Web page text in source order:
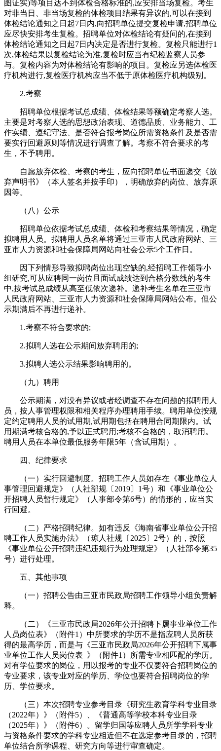
图证实)等项目达不到体检合格标准的,应安排当场复检。考生
对非当日、非当场复检的体检项目结果有异议的,可以在接到
体检结论通知之日起7日内,向招聘单位提交复检申请,招聘单位
应尽快安排考生复检。招聘单位对体检结论有疑问的,在接到
体检结论通知之日起7日内决定是否进行复检。复检只能进行1
次,体检结果以复检结论为准,复检时应当有纪检监察人员参
与。复检内容为对体检结论有影响的项目。复检应另选体检医
疗机构进行,复检医疗机构应当不低于原体检医疗机构级别。
2.考察
招聘单位根据考试总成绩、体检结果等额确定考察人选。
主要是对考察人选的思想政治表现、道德品质、业务能力、工
作实绩、遵纪守法、是否符合报考岗位所需资格条件及是否需
要实行回避原则等情况进行调查了解。考察不符合要求的考
生，不予聘用。
自愿放弃体检、考察的考生，应向招聘单位书面递交《放
弃声明书》（本人签名并按手印），明确放弃的岗位、放弃原
因等。
（八）公示
招聘单位依据考试总成绩、体检和考察结果等情况，确定
拟聘用人员。拟聘用人员名单将通过三亚市人民政府网站、三
亚市人力资源和社会保障局网站向社会公示5个工作日。
因下列情形导致拟聘岗位出现空缺的,经招聘工作领导小
组研究,可从应聘同一岗位且面试成绩达到合格分数线的考生
中,按考试总成绩从高至低依次递补。递补考生名单在三亚市
人民政府网站、三亚市人力资源和社会保障局网站公布。但公
示期满后不再进行递补。
1.考察不符合要求的;
2.拟聘人选在公示期间放弃聘用的;
3.拟聘人选公示结果影响聘用的。
（九）聘用
公示期满，对没有异议或者经调查不存在问题的拟聘用人
员，按人事管理权限和相关程序办理聘用手续。聘用单位按规
定约定聘用人员的试用期,试用期包括在聘用合同期限内。试
用期满考核合格的,予以正式聘用;考核不合格的，取消聘用。
聘用人员在本单位最低服务年限5年（含试用期）。
四、纪律要求
（一）实行回避制度。招聘工作人员如存在《事业单位人
事管理回避规定》（人社部规〔2019〕1号）和《事业单位公
开招聘人员暂行规定》（人事部令第6号）的情形的，应当实
行回避。
（二）严格招聘纪律。如有违反《海南省事业单位公开招
聘工作人员实施办法》（琼人社规〔2025〕2号）的，按照
《事业单位公开招聘违纪违规行为处理规定》（人社部令第35
号）进行处理。
五、其他事项
（一）招聘公告由三亚市民政局招聘工作领导小组负责解
释。
（二）《三亚市民政局2026年公开招聘下属事业单位工作
人员岗位表》（附件1）中所要求的学历不是指应聘人员所获
得的最高学历，而是与《三亚市民政局2026年公开招聘下属事
业单位工作人员岗位表 》（附件1）所需专业相匹配的学历。
对有学位要求的岗位，用以报考的专业不仅要符合招聘岗位的
专业要求，该专业对应的学历、学位也要符合招聘岗位的学
历、学位要求。
（三）本次招聘专业参考目录《研究生教育学科专业目录
（2022年）》（附件5）、《普通高等学校本科专业目录
（2025年）》（附件6）。留学归国等应聘人员所学学科专业
与资格条件要求的学科专业相近但不在选定参考目录的，招聘
单位结合所学课程、研究方向等进行审查确定。